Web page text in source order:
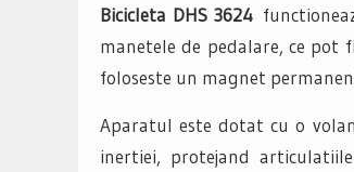
Bicicleta DHS 3624
manetele de pedalare, ce
foloseste un magnet
Aparatul este dotat cu o
inertiei, protejand